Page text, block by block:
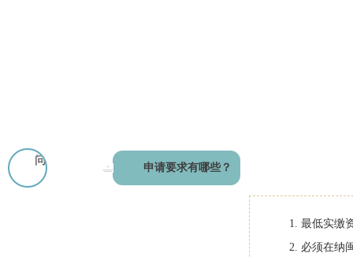
问
申请要求有哪些？
1. 最低实缴
2. 必须在纳